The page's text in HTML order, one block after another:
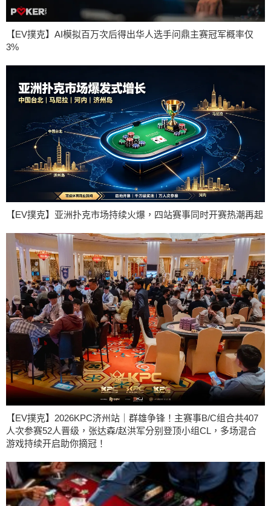
【EV撲克】AI模拟百万次后得出华人选手问鼎主赛冠军概率仅
3%
【EV撲克】亚洲扑克市场持续火爆，四站赛事同时开赛热潮再起
【EV撲克】2026KPC济州站｜群雄争锋！主赛事B/C组合共407
人次参赛52人晋级，张达森/赵洪军分别登顶小组CL，多场混合
游戏持续开启助你摘冠！